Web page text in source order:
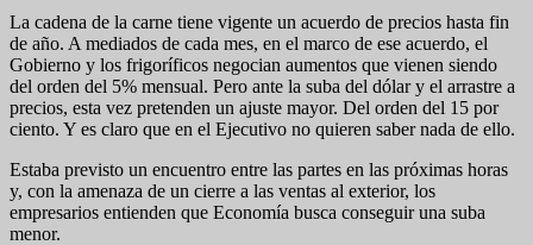
La cadena de la carne tiene vigente un acuerdo de precios hasta fin
de año. A mediados de cada mes, en el marco de ese acuerdo, el
Gobierno y los frigoríficos negocian aumentos que vienen siendo
del orden del 5% mensual. Pero ante la suba del dólar y el arrastre a
precios, esta vez pretenden un ajuste mayor. Del orden del 15 por
ciento. Y es claro que en el Ejecutivo no quieren saber nada de ello.
Estaba previsto un encuentro entre las partes en las próximas horas
y, con la amenaza de un cierre a las ventas al exterior, los
empresarios entienden que Economía busca conseguir una suba
menor.